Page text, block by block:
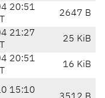
20:51
2647 B
21:27
25 KiB
20:51
16 KiB
15:10